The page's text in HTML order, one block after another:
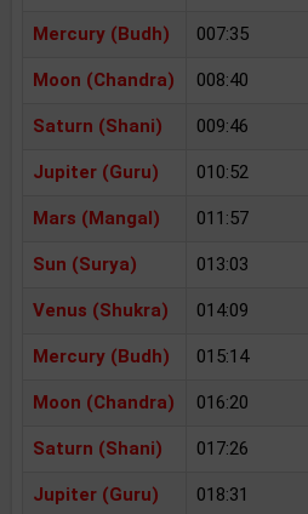
Mercury (Budh) 007:35
Moon (Chandra) 008:40
Saturn (Shani) 009:46
Jupiter (Guru) 010:52
Mars (Mangal) 011:57
Sun (Surya) 013:03
Venus (Shukra) 014:09
Mercury (Budh) 015:14
Moon (Chandra) 016:20
Saturn (Shani) 017:26
Jupiter (Guru) 018:31